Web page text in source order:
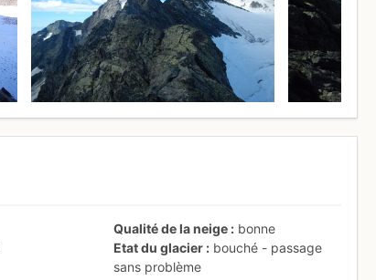
Qualité de la neige
bonne
Etat du glacier
bouché - passage
sans problème